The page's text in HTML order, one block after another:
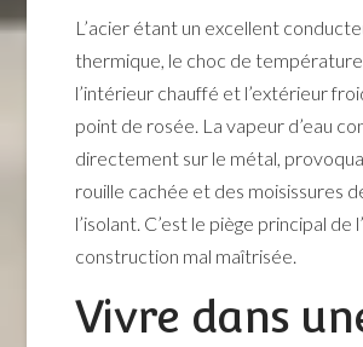
L’acier étant un excellent
thermique, le choc de
l’intérieur chauffé et l’extérieur
point de rosée. La vapeur d’eau
directement sur le métal,
rouille cachée et des moisissures
l’isolant. C’est le piège principal de
construction mal maîtrisée.
Vivre dans